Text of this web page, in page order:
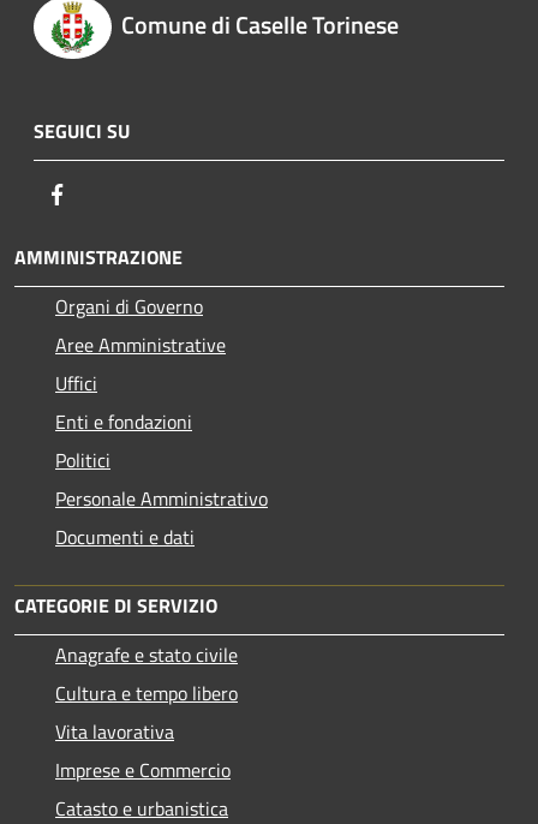
Comune di Caselle Torinese
SEGUICI SU
AMMINISTRAZIONE
Organi di Governo
Aree Amministrative
Uffici
Enti e fondazioni
Politici
Personale Amministrativo
Documenti e dati
CATEGORIE DI SERVIZIO
Anagrafe e stato civile
Cultura e tempo libero
Vita lavorativa
Imprese e Commercio
Catasto e urbanistica